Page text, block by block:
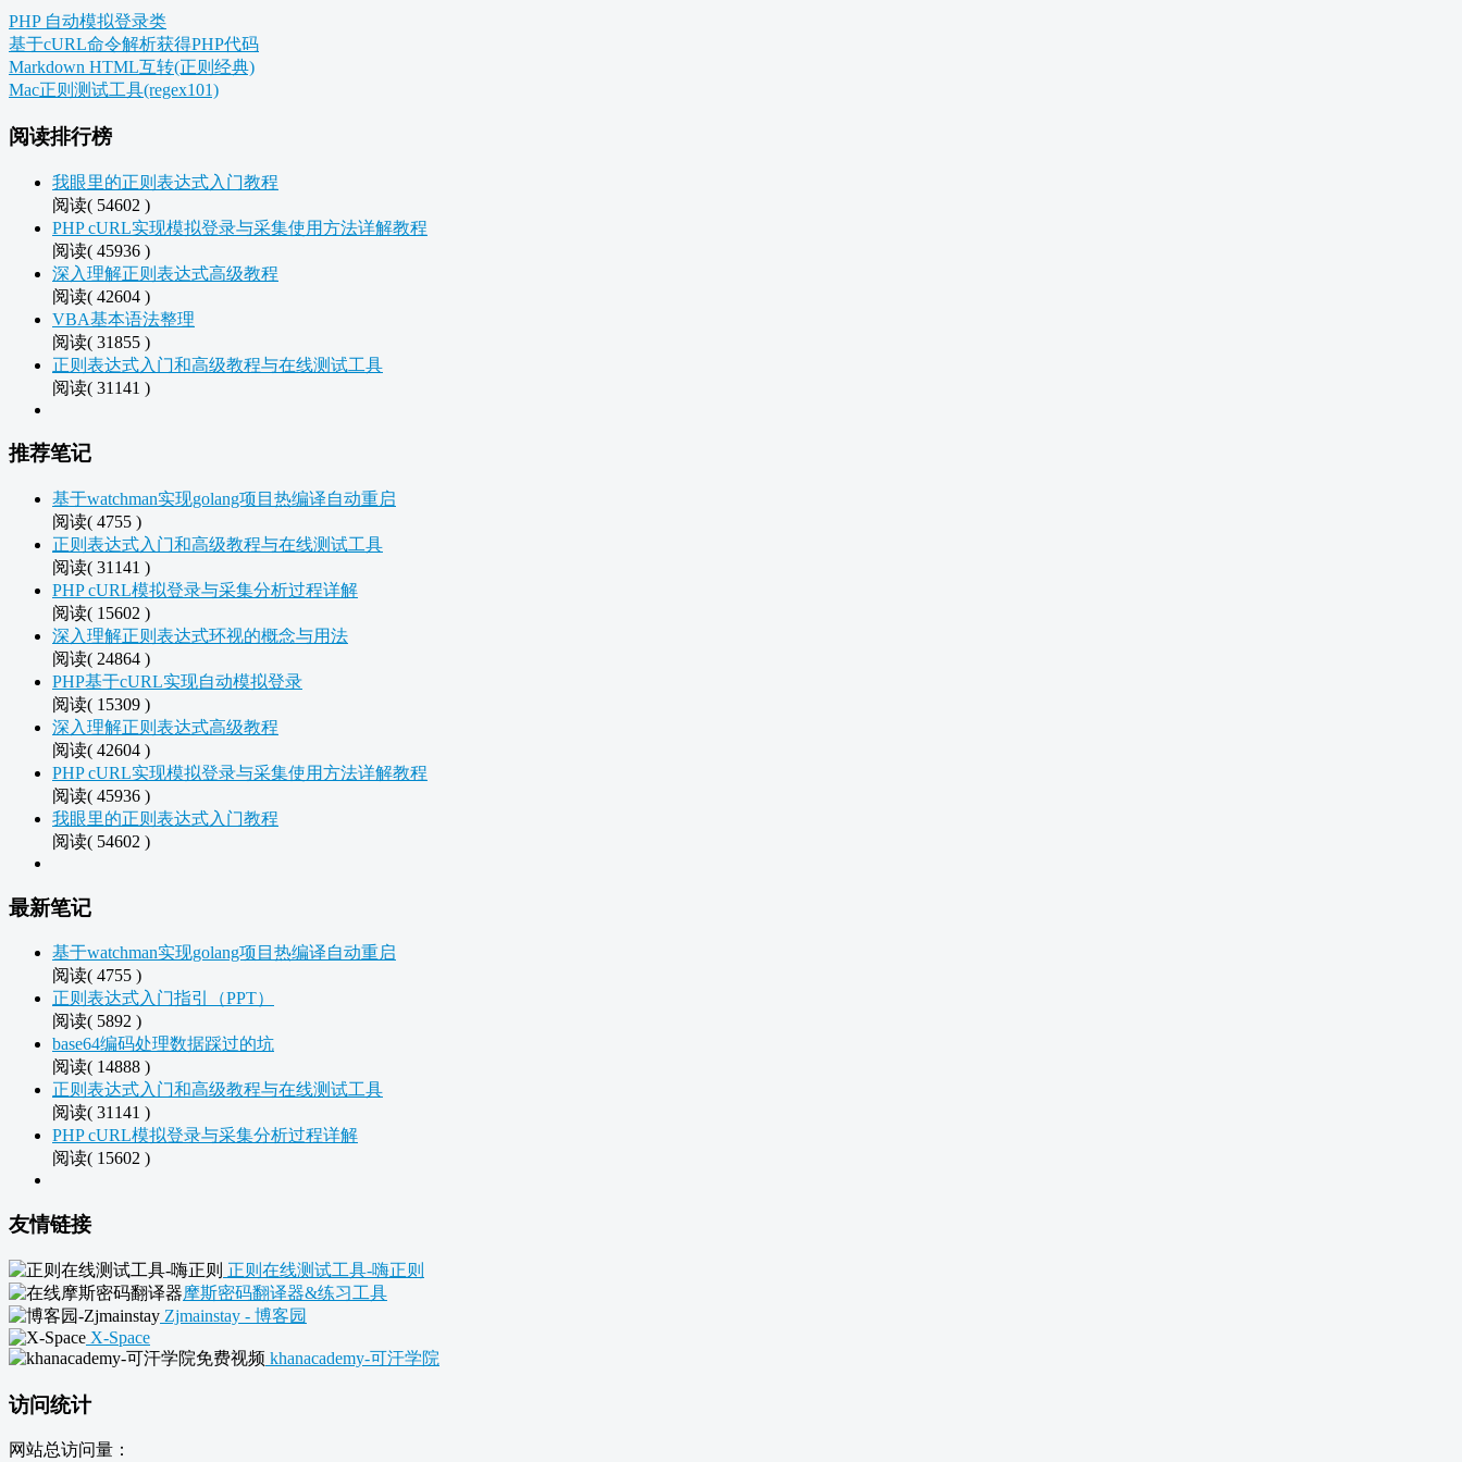
PHP 自动模拟登录类
基于cURL命令解析获得PHP代码
Markdown HTML互转(正则经典)
Mac正则测试工具(regex101)
阅读排行榜
我眼里的正则表达式入门教程
阅读( 54602 )
PHP cURL实现模拟登录与采集使用方法详解教程
阅读( 45936 )
深入理解正则表达式高级教程
阅读( 42604 )
VBA基本语法整理
阅读( 31855 )
正则表达式入门和高级教程与在线测试工具
阅读( 31141 )
推荐笔记
基于watchman实现golang项目热编译自动重启
阅读( 4755 )
正则表达式入门和高级教程与在线测试工具
阅读( 31141 )
PHP cURL模拟登录与采集分析过程详解
阅读( 15602 )
深入理解正则表达式环视的概念与用法
阅读( 24864 )
PHP基于cURL实现自动模拟登录
阅读( 15309 )
深入理解正则表达式高级教程
阅读( 42604 )
PHP cURL实现模拟登录与采集使用方法详解教程
阅读( 45936 )
我眼里的正则表达式入门教程
阅读( 54602 )
最新笔记
基于watchman实现golang项目热编译自动重启
阅读( 4755 )
正则表达式入门指引（PPT）
阅读( 5892 )
base64编码处理数据踩过的坑
阅读( 14888 )
正则表达式入门和高级教程与在线测试工具
阅读( 31141 )
PHP cURL模拟登录与采集分析过程详解
阅读( 15602 )
友情链接
正则在线测试工具-嗨正则
摩斯密码翻译器&练习工具
Zjmainstay - 博客园
X-Space
khanacademy-可汗学院
访问统计
网站总访问量：